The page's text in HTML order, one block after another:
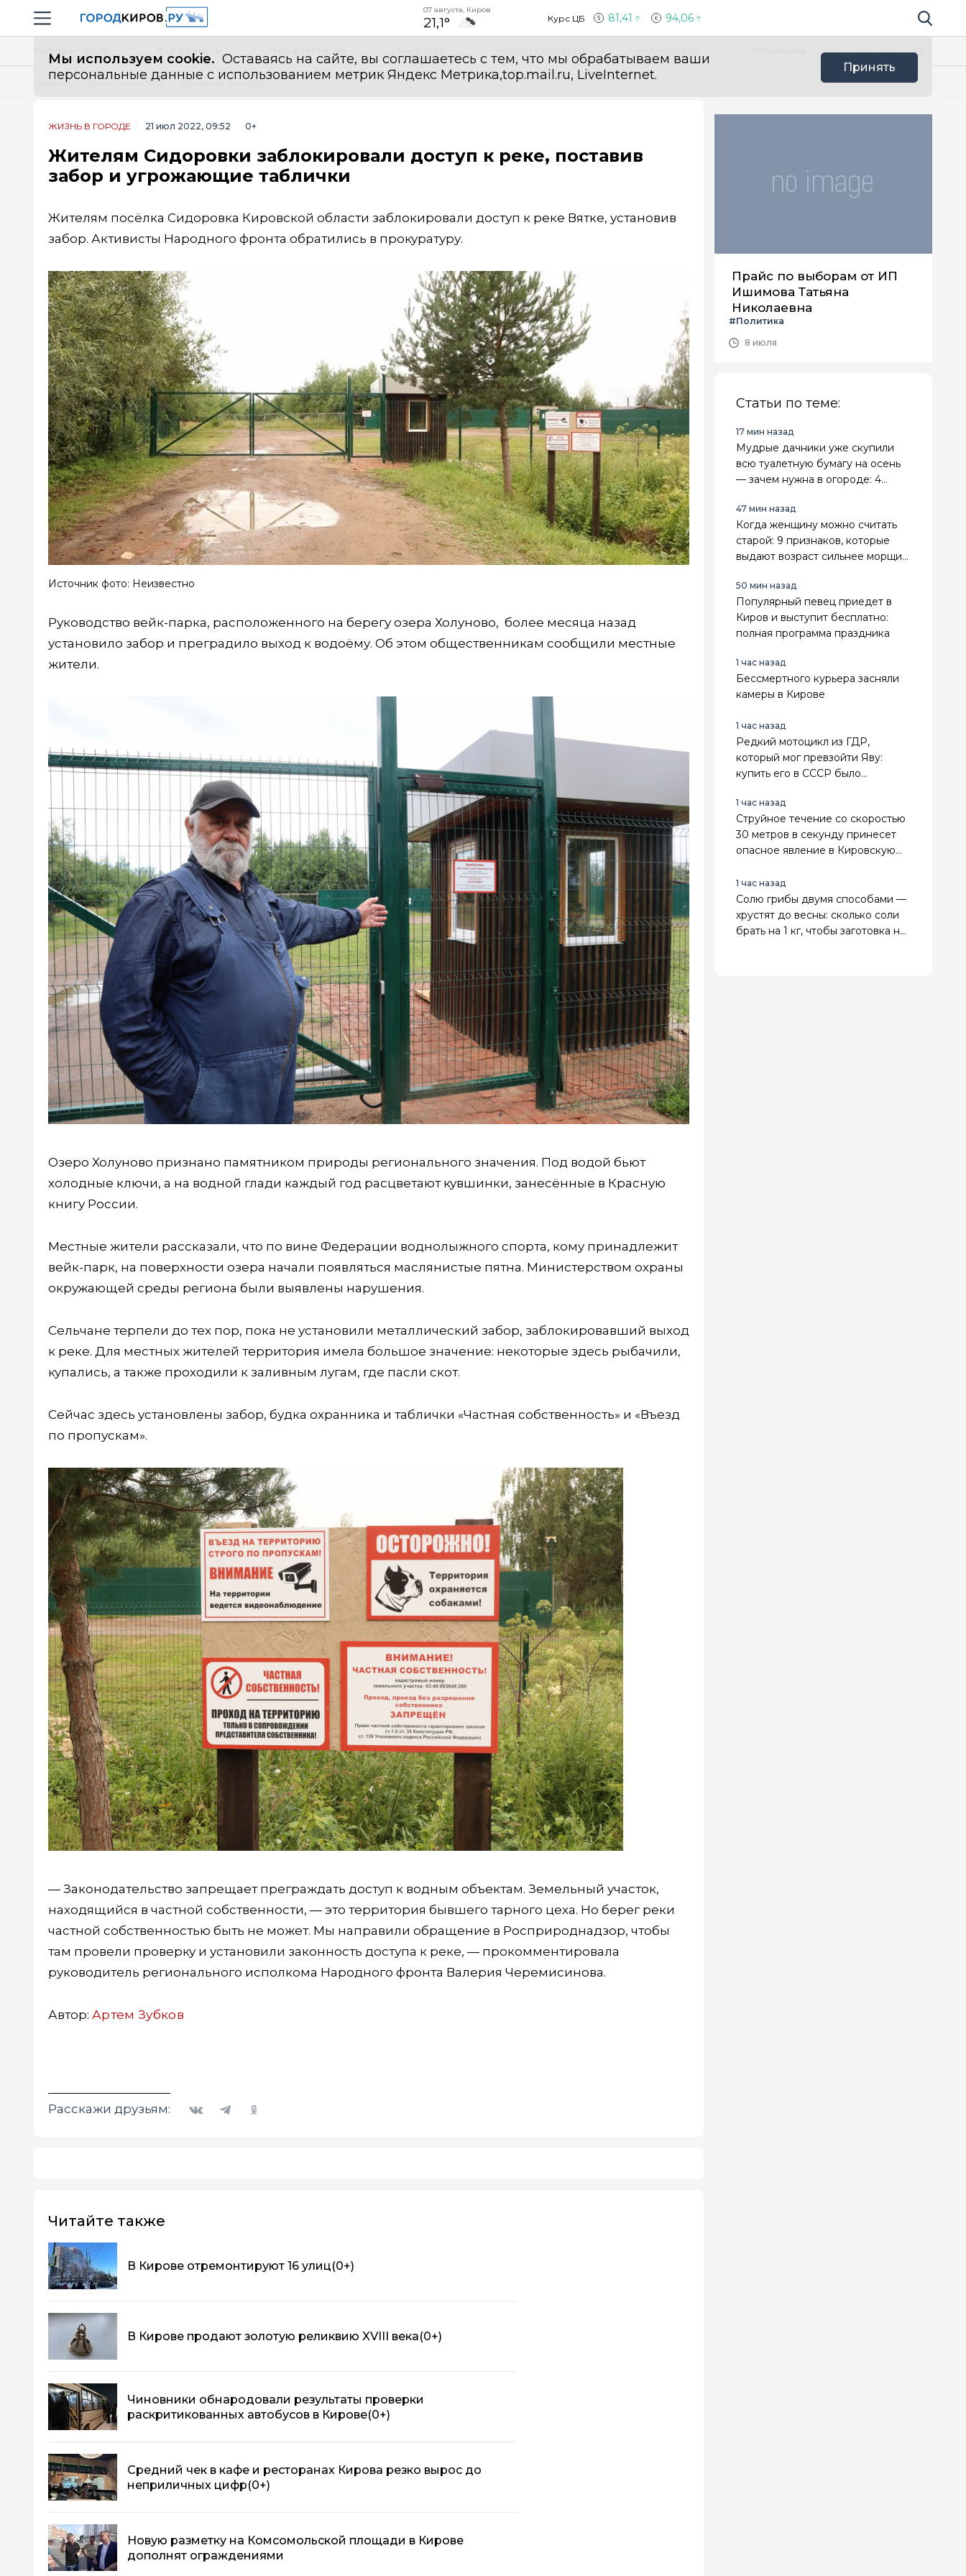
Навигация сайта
07 августа, Киров
21,1° Курс ЦБ 81,41 94,06 Поиск по
Мы используем cookie. Оставаясь на сайте, вы соглашаетесь с тем, что мы обрабатываем ваши
персональные данные с использованием метрик Яндекс Метрика,top.mail.ru, LiveInternet.
Принять
Все новости
Главная Лента новостей
ЖИЗНЬ В ГОРОДЕ 21 июл 2022, 09:52 0+
Жителям Сидоровки заблокировали доступ к реке, поставив
забор и угрожающие таблички
Жителям посёлка Сидоровка Кировской области заблокировали доступ к реке Вятке, установив
забор. Активисты Народного фронта обратились в прокуратуру.
Источник фото: Неизвестно
Руководство вейк-парка, расположенного на берегу озера Холуново, более месяца назад
установило забор и преградило выход к водоёму. Об этом общественникам сообщили местные
жители.
Озеро Холуново признано памятником природы регионального значения. Под водой бьют
холодные ключи, а на водной глади каждый год расцветают кувшинки, занесённые в Красную
книгу России.
Местные жители рассказали, что по вине Федерации воднолыжного спорта, кому принадлежит
вейк-парк, на поверхности озера начали появляться маслянистые пятна. Министерством охраны
окружающей среды региона были выявлены нарушения.
Сельчане терпели до тех пор, пока не установили металлический забор, заблокировавший выход
к реке. Для местных жителей территория имела большое значение: некоторые здесь рыбачили,
купались, а также проходили к заливным лугам, где пасли скот.
Сейчас здесь установлены забор, будка охранника и таблички «Частная собственность» и «Въезд
по пропускам».
— Законодательство запрещает преграждать доступ к водным объектам. Земельный участок,
находящийся в частной собственности, — это территория бывшего тарного цеха. Но берег реки
частной собственностью быть не может. Мы направили обращение в Росприроднадзор, чтобы
там провели проверку и установили законность доступа к реке, — прокомментировала
руководитель регионального исполкома Народного фронта Валерия Черемисинова.
Автор: Артем Зубков
Расскажи друзьям:
Читайте также
В Кирове отремонтируют 16 улиц(0+)
В Кирове продают золотую реликвию XVIII века(0+)
Чиновники обнародовали результаты проверки
раскритикованных автобусов в Кирове(0+)
Средний чек в кафе и ресторанах Кирова резко вырос до
неприличных цифр(0+)
Новую разметку на Комсомольской площади в Кирове
дополнят ограждениями
Прайс по выборам от ИП
Ишимова Татьяна
Николаевна
#Политика
8 июля
Статьи по теме:
17 мин назад
Мудрые дачники уже скупили
всю туалетную бумагу на осень
— зачем нужна в огороде: 4
47 мин назад
Когда женщину можно считать
старой: 9 признаков, которые
выдают возраст сильнее морщин,
50 мин назад
Популярный певец приедет в
Киров и выступит бесплатно:
полная программа праздника
1 час назад
Бессмертного курьера засняли
камеры в Кирове
1 час назад
Редкий мотоцикл из ГДР,
который мог превзойти Яву:
купить его в СССР было
партию
1 час назад
Струйное течение со скоростью
30 метров в секунду принесет
опасное явление в Кировскую
1 час назад
Солю грибы двумя способами —
хрустят до весны: сколько соли
брать на 1 кг, чтобы заготовка не